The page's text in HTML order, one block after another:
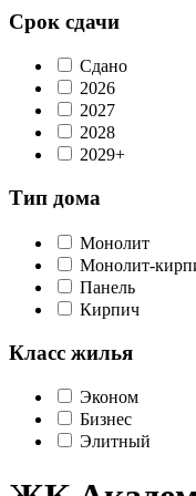
Срок сдачи
Сдано
2026
2027
2028
2029+
Тип дома
Монолит
Монолит-
Панель
Кирпич
Класс жилья
Эконом
Бизнес
Элитный